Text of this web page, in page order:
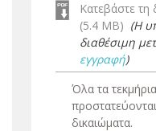
Κατεβάστε τη
(5.4 MB) (Η
διαθέσιμη
εγγραφή)
Όλα τα
δικαιώματα.